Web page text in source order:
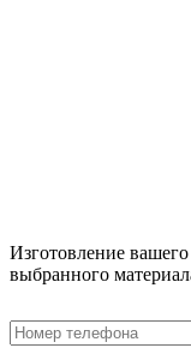
Изготовление
выбранного